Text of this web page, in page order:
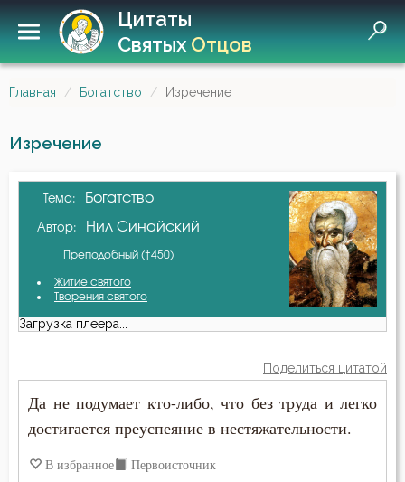
Цитаты
СвятыхОтцов
Главная Богатство Изречение
Изречение
Тема: Богатство
Автор: Нил Синайский
Преподобный (†450)
Житие святого
Творения святого
Загрузка плеера...
Поделиться цитатой
Да не подумает кто-либо, что без труда и легко
достигается преуспеяние в нестяжательности.
В избранное Первоисточник